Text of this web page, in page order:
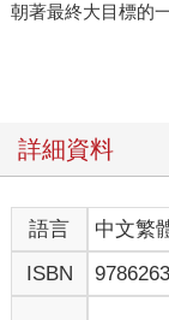
朝著最終大目標的
在日常生活中，
績、晉升、創業、
臨難以預期，或是
那麼，我們該抱
鎖中成為勝者呢？
方法。
詳細資料
語言 中文繁
ISBN